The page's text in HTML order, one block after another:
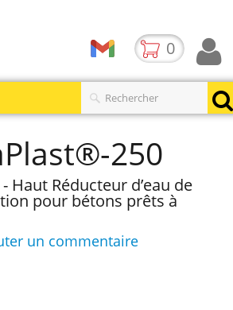
0
250
Haut Réducteur d’eau de
pour bétons prêts à
un commentaire